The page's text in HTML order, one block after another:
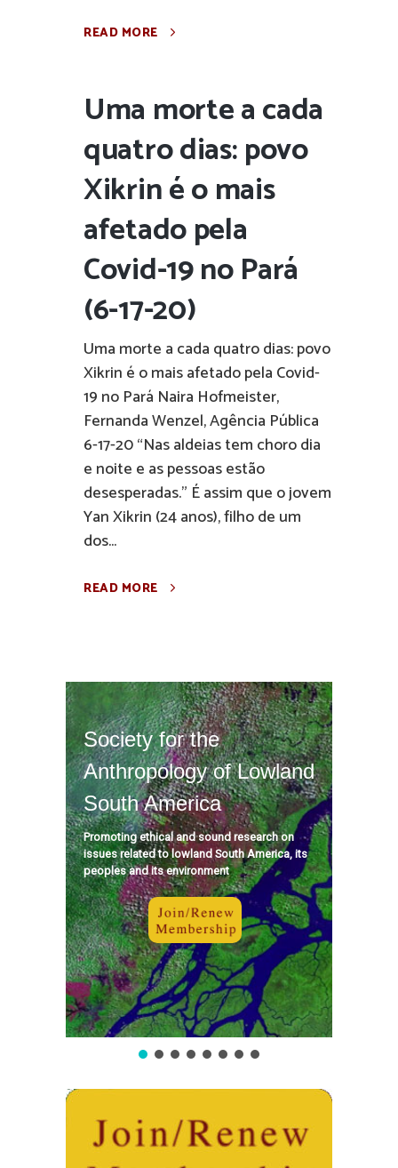
READ MORE
Uma morte a cada
quatro dias: povo
Xikrin é o mais
afetado pela
Covid-19 no Pará
(6-17-20)
Uma morte a cada quatro dias: povo
Xikrin é o mais afetado pela Covid-
19 no Pará Naira Hofmeister,
Fernanda Wenzel, Agência Pública
6-17-20 “Nas aldeias tem choro dia
e noite e as pessoas estão
desesperadas.” É assim que o jovem
Yan Xikrin (24 anos), filho de um
dos...
READ MORE
Society for the
Anthropology of Lowland
South America
Promoting ethical and sound research on
issues related to lowland South America, its
peoples and its environment